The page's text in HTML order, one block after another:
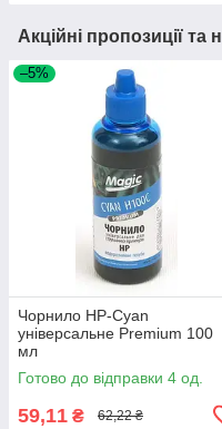
Акційні пропозиції та
–5%
Чорнило HP-Cyan
універсальне Premium 100
мл
Готово до відправки 4 од.
59,11 ₴ 62,22 ₴